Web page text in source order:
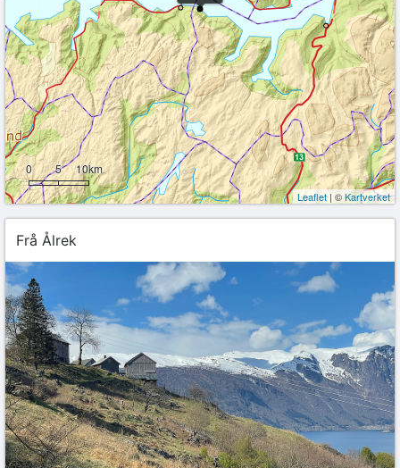
5
0 10km
Leaflet | ©Kartverket
Frå Ålrek